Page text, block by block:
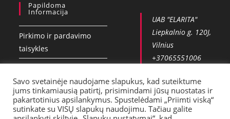
Papildoma
Informacija
Pirkimo ir pardavimo
taisykles
Kontaktai
Pristatymas
UAB "ELARITA"
Liepkalnio g. 120J,
Vilnius
+37065551006
Savo svetainėje naudojame slapukus, kad suteiktume
jums tinkamiausią patirtį, prisimindami jūsų nuostatas ir
pakartotinius apsilankymus. Spustelėdami „Priimti viską“
sutinkate su VISŲ slapukų naudojimu. Tačiau galite